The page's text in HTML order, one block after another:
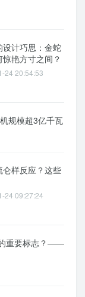
计巧思：金蛇
艳方寸之间？
24 20:54:53
规模超3亿千瓦
样反应？这些
24 09:27:24
重要标志？——